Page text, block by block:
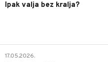
Ipak valja bez kralja?
17.05.2026.